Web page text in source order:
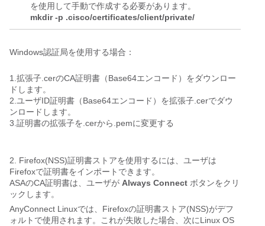
を使用して手動で作成する必要があります。
mkdir -p .cisco/certificates/client/private/
Windows認証局を使用する場合：
1.拡張子.cerのCA証明書（Base64エンコード）をダウンロー
ドします。
2.ユーザID証明書（Base64エンコード）を拡張子.cerでダウ
ンロードします。
3.証明書の拡張子を.cerから.pemに変更する
2. Firefox(NSS)証明書ストアを使用するには、ユーザは
Firefoxで証明書をインポートできます。
ASAのCA証明書は、ユーザが Always Connect ボタンをクリ
ックします。
AnyConnect Linuxでは、Firefoxの証明書ストア(NSS)がデフ
ォルトで使用されます。これが失敗した場合、次にLinux OS